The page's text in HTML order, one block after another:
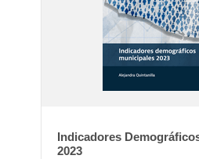
Indicadores
2023